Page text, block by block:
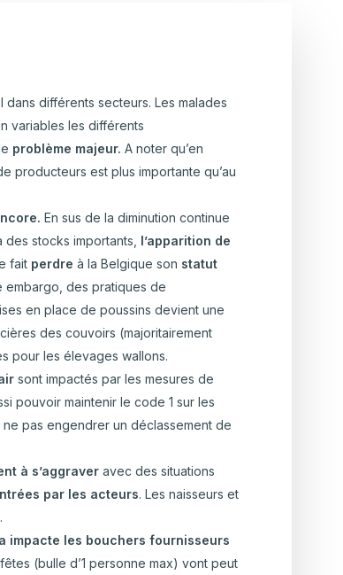
différents secteurs. Les malades
variables les différents
problème majeur.A noter qu’en
producteurs est plus importante qu’au
En sus de la diminution continue
des stocks importants, l’apparition de
fait perdre à la Belgique son statut
embargo, des pratiques de
en place de poussins devient une
des couvoirs (majoritairement
pour les élevages wallons.
sont impactés par les mesures de
pouvoir maintenir le code 1 sur les
pas engendrer un déclassement de
à s’aggraveravec des situations
par les acteurs. Les naisseurs et
impacte les bouchers fournisseurs
(bulle d’1 personne max) vont peut